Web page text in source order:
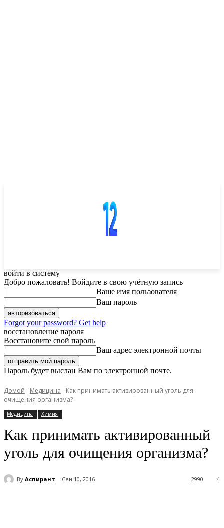
войти в систему
Добро пожаловать! Войдите в свою учётную запись
Ваше имя пользователя
Ваш пароль
Forgot your password? Get help
восстановление пароля
Восстановите свой пароль
Ваш адрес электронной почты
Пароль будет выслан Вам по электронной почте.
Домой Медицина
Как принимать активированный уголь для
очищения организма?
Медицина Химия
Как принимать активированный
уголь для очищения организма?
By Аспирант Сен 10, 2016 4
2990